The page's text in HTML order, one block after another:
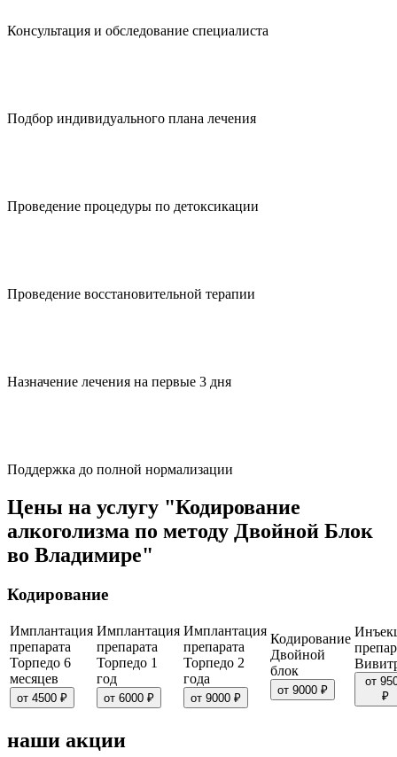
Консультация и обследование специалиста
Подбор индивидуального плана лечения
Проведение процедуры по детоксикации
Проведение восстановительной терапии
Назначение лечения на первые 3 дня
Поддержка до полной нормализации
Цены на услугу "Кодирование
алкоголизма по методу Двойной Блок
во Владимире"
Кодирование
Имплантация
препарата
Торпедо 6
месяцев
от 4500 ₽
Имплантация
препарата
Торпедо 1
год
от 6000 ₽
Имплантация
препарата
Торпедо 2
года
от 9000 ₽
Кодирование
Двойной
блок
от 9000 ₽
от
₽
наши акции